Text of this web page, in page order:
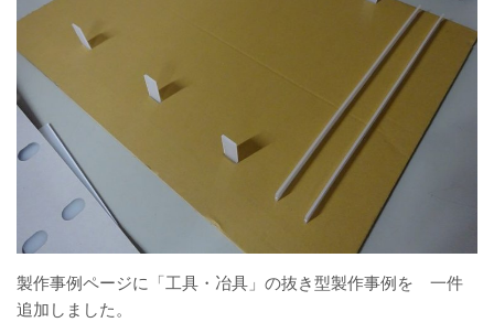
製作事例ページに「工具・冶具」の抜き型製作事例を 一件
追加しました。